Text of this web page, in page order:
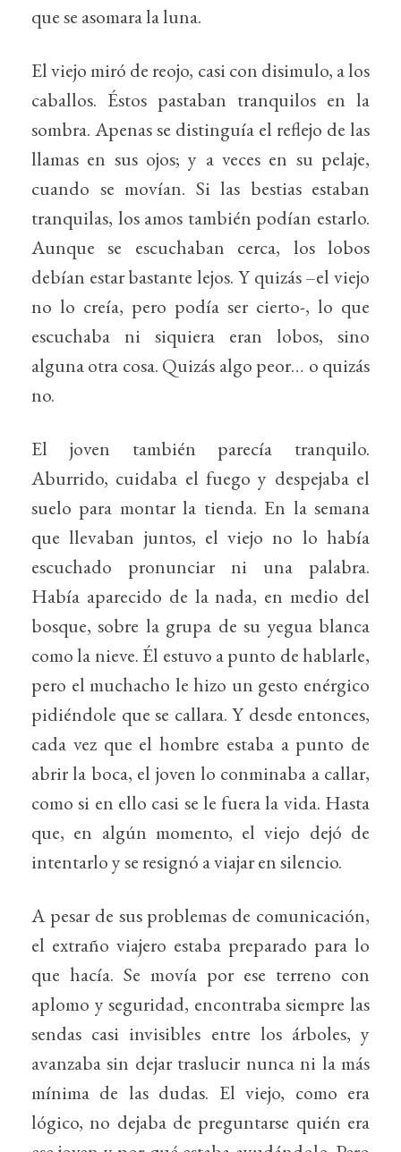
que se asomara la luna.
El viejo miró de reojo, casi con disimulo, a los
caballos. Éstos pastaban tranquilos en la
sombra. Apenas se distinguía el reflejo de las
llamas en sus ojos; y a veces en su pelaje,
cuando se movían. Si las bestias estaban
tranquilas, los amos también podían estarlo.
Aunque se escuchaban cerca, los lobos
debían estar bastante lejos. Y quizás –el viejo
no lo creía, pero podía ser cierto-, lo que
escuchaba ni siquiera eran lobos, sino
alguna otra cosa. Quizás algo peor… o quizás
no.
El joven también parecía tranquilo.
Aburrido, cuidaba el fuego y despejaba el
suelo para montar la tienda. En la semana
que llevaban juntos, el viejo no lo había
escuchado pronunciar ni una palabra.
Había aparecido de la nada, en medio del
bosque, sobre la grupa de su yegua blanca
como la nieve. Él estuvo a punto de hablarle,
pero el muchacho le hizo un gesto enérgico
pidiéndole que se callara. Y desde entonces,
cada vez que el hombre estaba a punto de
abrir la boca, el joven lo conminaba a callar,
como si en ello casi se le fuera la vida. Hasta
que, en algún momento, el viejo dejó de
intentarlo y se resignó a viajar en silencio.
A pesar de sus problemas de comunicación,
el extraño viajero estaba preparado para lo
que hacía. Se movía por ese terreno con
aplomo y seguridad, encontraba siempre las
sendas casi invisibles entre los árboles, y
avanzaba sin dejar traslucir nunca ni la más
mínima de las dudas. El viejo, como era
lógico, no dejaba de preguntarse quién era